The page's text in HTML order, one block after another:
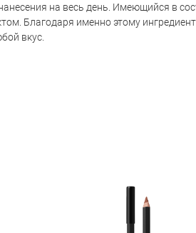
на весь день. Имеющийся в
Благодаря именно этому
вкус.